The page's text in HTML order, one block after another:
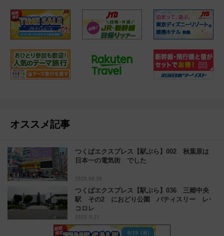
オススメ記事
つくばエクスプレス【駅ぶら】002 秋葉原は
日本一の電気街 でした
2025.08.26
つくばエクスプレス【駅ぶら】036 三郷中央
駅 その2 におどり公園 パティスリー レ･
コロレ
2025.11.21